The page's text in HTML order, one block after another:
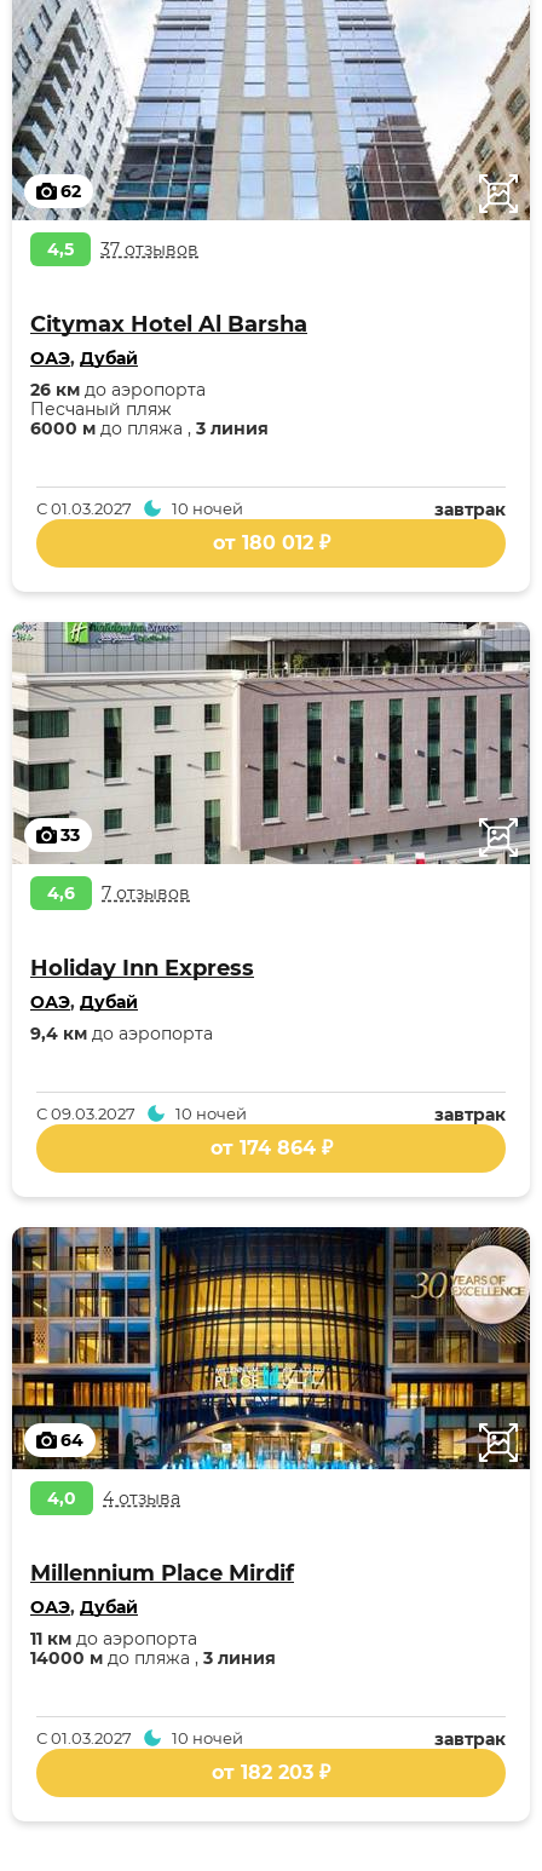
62
4,5 37 отзывов
Citymax Hotel Al Barsha
ОАЭ, Дубай
6000 м до пляжа , 3 линия
Песчаный пляж
26 км до аэропорта
завтрак
С01.03.2027 10 ночей
от 180 012 ₽
33
4,6 7 отзывов
Holiday Inn Express
ОАЭ, Дубай
9,4 км до аэропорта
завтрак
С09.03.2027 10 ночей
от 174 864 ₽
64
4,0 4 отзыва
Millennium Place Mirdif
ОАЭ, Дубай
14000 м до пляжа , 3 линия
11 км до аэропорта
завтрак
С01.03.2027 10 ночей
от 182 203 ₽